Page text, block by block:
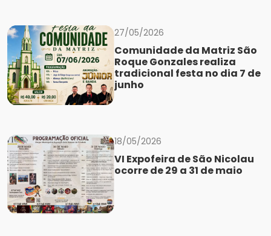
27/05/2026
Comunidade da Matriz São
Roque Gonzales realiza
tradicional festa no dia 7 de
junho
18/05/2026
VI Expofeira de São Nicolau
ocorre de 29 a 31 de maio